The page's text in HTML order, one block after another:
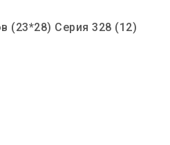
(23*28) Серия 328 (12)